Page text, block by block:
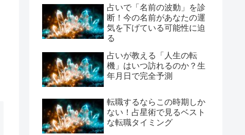
占いで「名前の波動」を診
断！今の名前があなたの運
気を下げている可能性に迫
る
占いが教える「人生の転
機」はいつ訪れるのか？生
年月日で完全予測
転職するならこの時期しか
ない！占星術で見るベスト
な転職タイミング